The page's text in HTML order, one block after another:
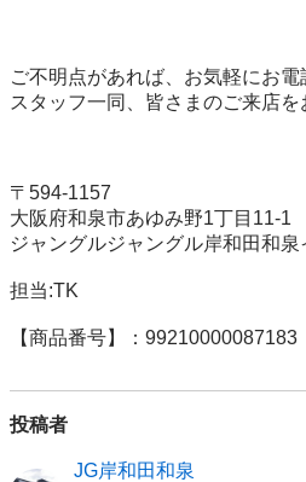
ご不明点があれば、お気軽にお電
スタッフ一同、皆さまのご来店を
〒594-1157
大阪府和泉市あゆみ野1丁目11-1
ジャングルジャングル岸和田和泉
担当:TK
【商品番号】：99210000087183
投稿者
JG岸和田和泉